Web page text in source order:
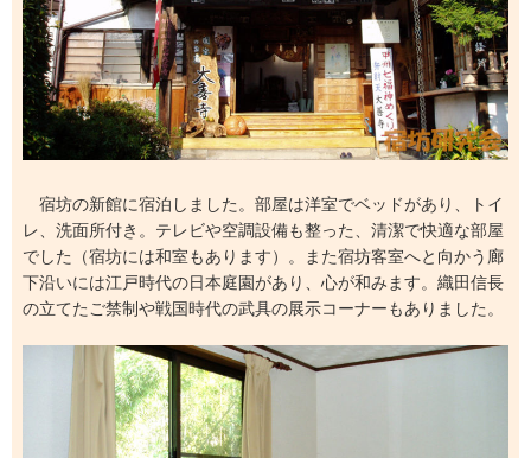
宿坊の新館に宿泊しました。部屋は洋室でベッドがあり、トイ
レ、洗面所付き。テレビや空調設備も整った、清潔で快適な部屋
でした（宿坊には和室もあります）。また宿坊客室へと向かう廊
下沿いには江戸時代の日本庭園があり、心が和みます。織田信長
の立てたご禁制や戦国時代の武具の展示コーナーもありました。